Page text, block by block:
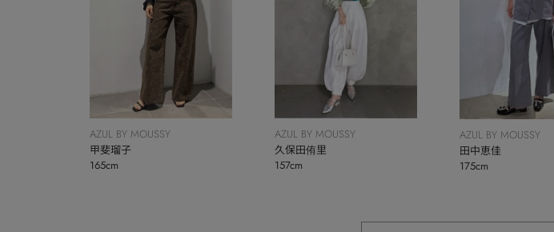
AZUL BY MOUSSY
甲斐瑠子
165cm
AZUL BY MOUSSY
久保田侑里
157cm
AZUL BY MOUSSY
田中恵佳
175cm